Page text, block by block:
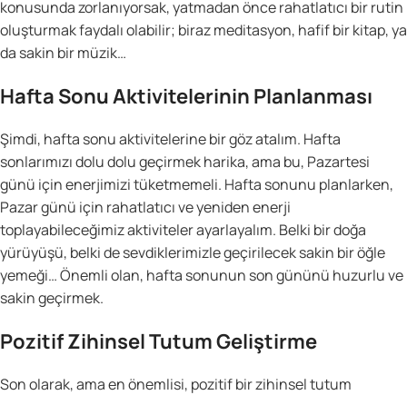
konusunda zorlanıyorsak, yatmadan önce rahatlatıcı bir rutin
oluşturmak faydalı olabilir; biraz meditasyon, hafif bir kitap, ya
da sakin bir müzik…
Hafta Sonu Aktivitelerinin Planlanması
Şimdi, hafta sonu aktivitelerine bir göz atalım. Hafta
sonlarımızı dolu dolu geçirmek harika, ama bu, Pazartesi
günü için enerjimizi tüketmemeli. Hafta sonunu planlarken,
Pazar günü için rahatlatıcı ve yeniden enerji
toplayabileceğimiz aktiviteler ayarlayalım. Belki bir doğa
yürüyüşü, belki de sevdiklerimizle geçirilecek sakin bir öğle
yemeği… Önemli olan, hafta sonunun son gününü huzurlu ve
sakin geçirmek.
Pozitif Zihinsel Tutum Geliştirme
Son olarak, ama en önemlisi, pozitif bir zihinsel tutum